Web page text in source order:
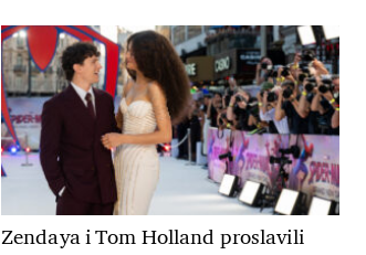
Zendaya i Tom Holland proslavili